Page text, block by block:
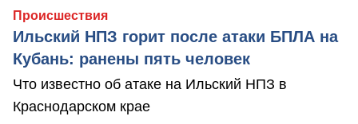
Происшествия
Ильский НПЗ горит после атаки БПЛА на
Кубань: ранены пять человек
Что известно об атаке на Ильский НПЗ в
Краснодарском крае